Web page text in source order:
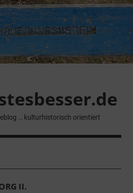
… kulturhistorisch orientiert
II.